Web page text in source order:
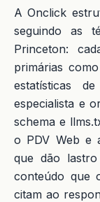
A Onclick
seguindo as
Princeton:
primárias
estatísticas
especialista e
schema e
o PDV Web e
que dão
conteúdo que
citam ao